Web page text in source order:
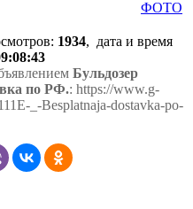
: 1934, дата и время
Бульдозер
по РФ.: https://www.g-
_-Besplatnaja-dostavka-po-